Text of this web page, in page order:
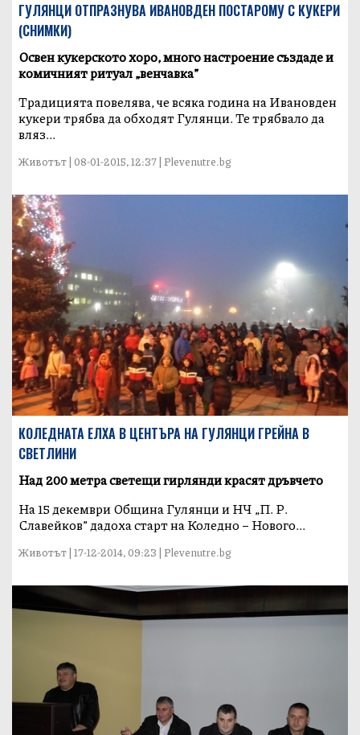
ГУЛЯНЦИ ОТПРАЗНУВА ИВАНОВДЕН ПОСТАРОМУ С КУКЕРИ
(СНИМКИ)
Освен кукерското хоро, много настроение създаде и
комичният ритуал „венчавка”
Традицията повелява, че всяка година на Ивановден
кукери трябва да обходят Гулянци. Те трябвало да
вляз...
Животът | 08-01-2015, 12:37 | Plevenutre.bg
КОЛЕДНАТА ЕЛХА В ЦЕНТЪРА НА ГУЛЯНЦИ ГРЕЙНА В
СВЕТЛИНИ
Над 200 метра светещи гирлянди красят дръвчето
На 15 декември Община Гулянци и НЧ „П. Р.
Славейков” дадоха старт на Коледно – Нового...
Животът | 17-12-2014, 09:23 | Plevenutre.bg